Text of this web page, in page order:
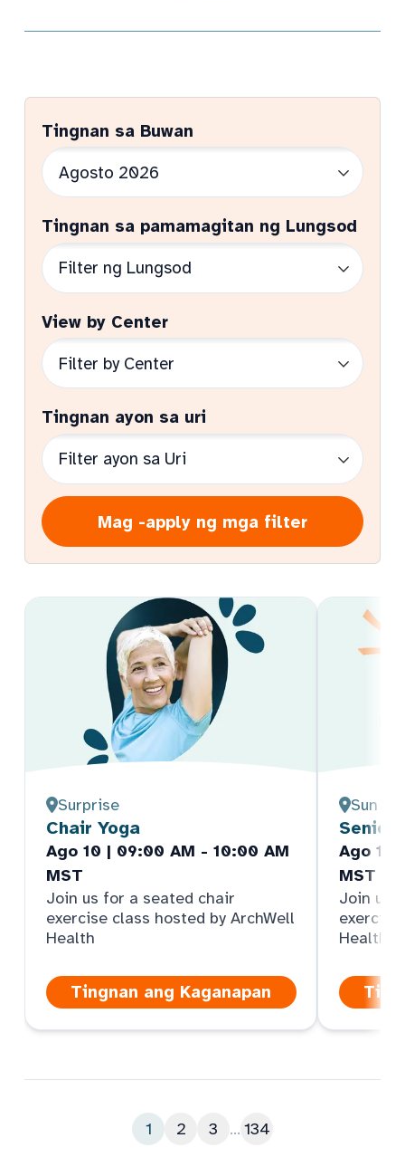
Tingnan sa Buwan
Tingnan sa pamamagitan ng Lungsod
View by Center
Tingnan ayon sa uri
Mag -apply ng mga filter
Surprise
Chair Yoga
Ago 10 | 09:00 AM - 10:00 AM
MST
Join us for a seated chair
exercise class hosted by ArchWell
Health
Tingnan ang Kaganapan
Sun
Senior
Ago 10
MST
Join us
Health
1 2 3 ... 134